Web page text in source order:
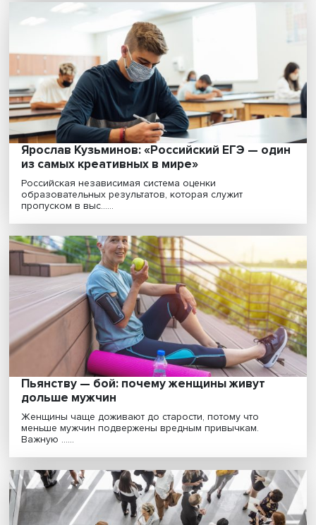
Отечественные работодатели заинтересованы
всего в социальных навыках сотрудников —
из самых креативных в мире»
Российская независимая система оценки
образовательных результатов, которая служит
пропуском в выс......
Пьянству — бой: почему женщины живут
дольше мужчин